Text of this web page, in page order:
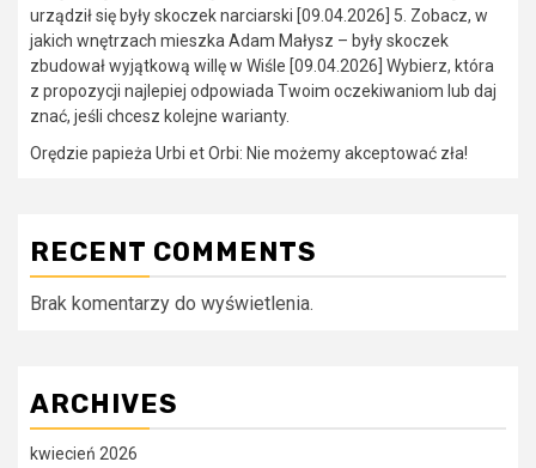
urządził się były skoczek narciarski [09.04.2026] 5. Zobacz, w
jakich wnętrzach mieszka Adam Małysz – były skoczek
zbudował wyjątkową willę w Wiśle [09.04.2026] Wybierz, która
z propozycji najlepiej odpowiada Twoim oczekiwaniom lub daj
znać, jeśli chcesz kolejne warianty.
Orędzie papieża Urbi et Orbi: Nie możemy akceptować zła!
RECENT COMMENTS
Brak komentarzy do wyświetlenia.
ARCHIVES
kwiecień 2026